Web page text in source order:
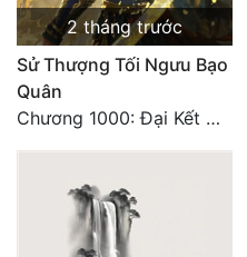
2 tháng trước
Sử Thượng Tối Ngưu Bạo
Quân
Chương 1000: Đại Kết Cục!